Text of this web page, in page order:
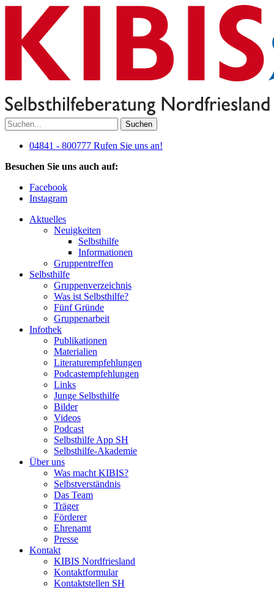
Suchen
04841 - 800777 Rufen Sie uns an!
Besuchen Sie uns auch auf:
Facebook
Instagram
Aktuelles
Neuigkeiten
Selbsthilfe
Informationen
Gruppentreffen
Selbsthilfe
Gruppenverzeichnis
Was ist Selbsthilfe?
Fünf Gründe
Gruppenarbeit
Infothek
Publikationen
Materialien
Literaturempfehlungen
Podcastempfehlungen
Links
Junge Selbsthilfe
Bilder
Videos
Podcast
Selbsthilfe App SH
Selbsthilfe-Akademie
Über uns
Was macht KIBIS?
Selbstverständnis
Das Team
Träger
Förderer
Ehrenamt
Presse
Kontakt
KIBIS Nordfriesland
Kontaktformular
Kontaktstellen SH